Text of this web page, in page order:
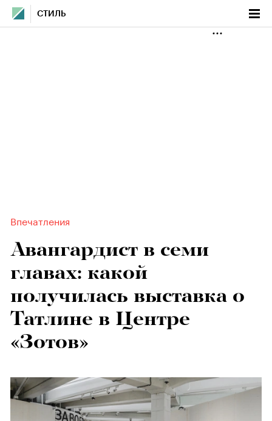
СТИЛЬ
Впечатления
Авангардист в семи
главах: какой
получилась выставка о
Татлине в Центре
«Зотов»